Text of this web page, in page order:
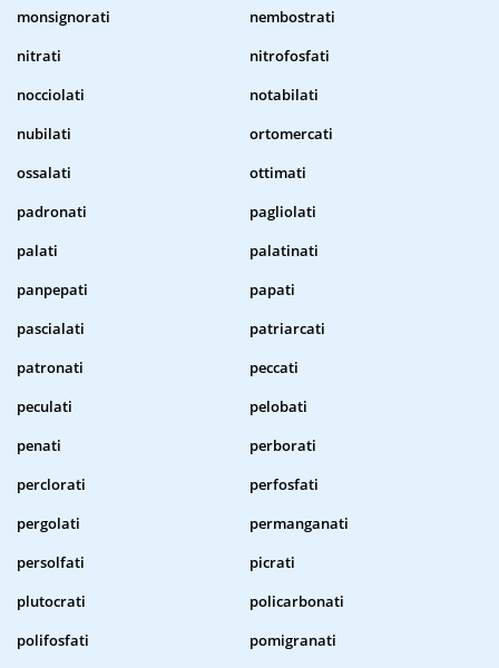
monsignorati
nembostrati
nitrati
nitrofosfati
nocciolati
notabilati
nubilati
ortomercati
ossalati
ottimati
padronati
pagliolati
palati
palatinati
panpepati
papati
pascialati
patriarcati
patronati
peccati
peculati
pelobati
penati
perborati
perclorati
perfosfati
pergolati
permanganati
persolfati
picrati
plutocrati
policarbonati
polifosfati
pomigranati